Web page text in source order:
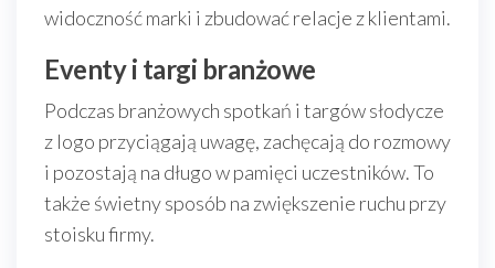
widoczność marki i zbudować relacje z klientami.
Eventy i targi branżowe
Podczas branżowych spotkań i targów słodycze
z logo przyciągają uwagę, zachęcają do rozmowy
i pozostają na długo w pamięci uczestników. To
także świetny sposób na zwiększenie ruchu przy
stoisku firmy.